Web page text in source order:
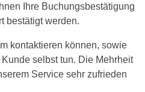
Ihre Buchungsbestätigung
bestätigt werden.
kontaktieren können, sowie
selbst tun. Die Mehrheit
Service sehr zufrieden